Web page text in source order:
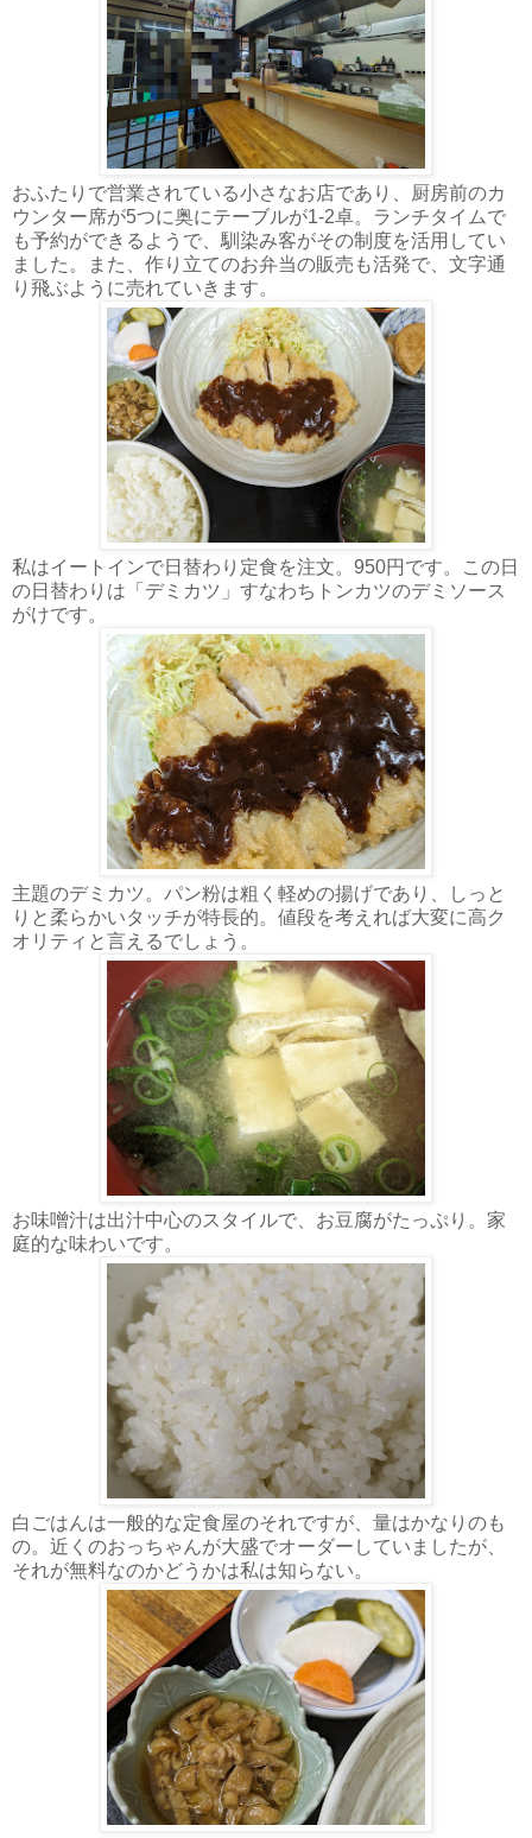
おふたりで営業されている小さなお店であり、厨房前のカ
ウンター席が5つに奥にテーブルが1-2卓。ランチタイムで
も予約ができるようで、馴染み客がその制度を活用してい
ました。また、作り立てのお弁当の販売も活発で、文字通
り飛ぶように売れていきます。
私はイートインで日替わり定食を注文。950円です。この日
の日替わりは「デミカツ」すなわちトンカツのデミソース
がけです。
主題のデミカツ。パン粉は粗く軽めの揚げであり、しっと
りと柔らかいタッチが特長的。値段を考えれば大変に高ク
オリティと言えるでしょう。
お味噌汁は出汁中心のスタイルで、お豆腐がたっぷり。家
庭的な味わいです。
白ごはんは一般的な定食屋のそれですが、量はかなりのも
の。近くのおっちゃんが大盛でオーダーしていましたが、
それが無料なのかどうかは私は知らない。